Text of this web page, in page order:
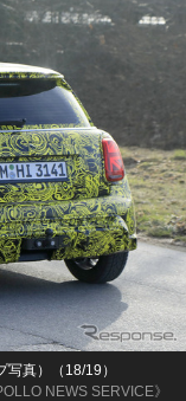
NEWS SERVICE》
真）（18/19）